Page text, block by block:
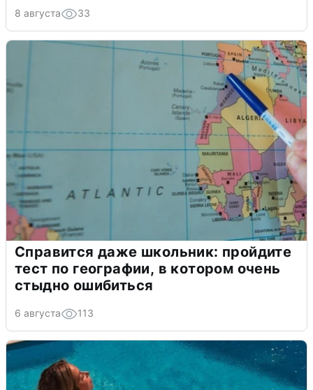
8 августа 33
Справится даже школьник: пройдите
тест по географии, в котором очень
стыдно ошибиться
6 августа 113